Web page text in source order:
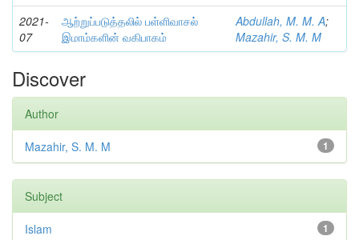
2021-
07
ஆற்றுப்படுத்தலில் பள்ளிவாசல்
இமாம்களின் வகிபாகம்
Abdullah, M. M. A;
Mazahir, S. M. M
Discover
Author
1
Mazahir, S. M. M
Subject
1
Islam